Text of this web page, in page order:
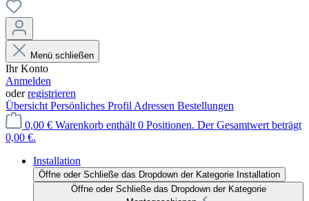
Menü schließen
Ihr Konto
Anmelden
oderregistrieren
Übersicht Persönliches Profil Adressen Bestellungen
0,00 € Warenkorb enthält 0 Positionen. Der Gesamtwert beträgt
0,00 €.
Installation
Öffne oder Schließe das Dropdown der Kategorie Installation
Öffne oder Schließe das Dropdown der Kategorie